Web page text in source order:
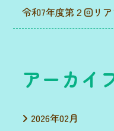
令和7年度第２回リ
アーカイ
2026年02月